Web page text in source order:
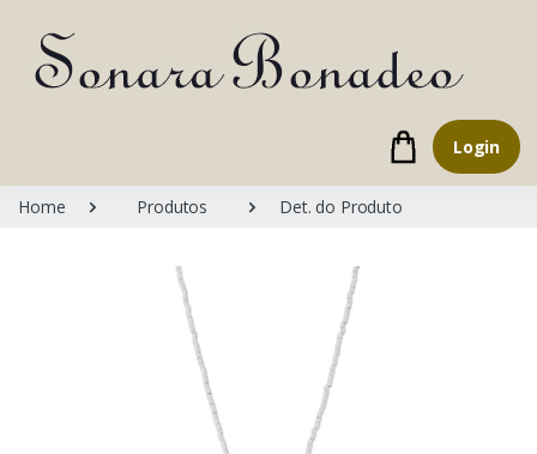
Login
Home Produtos Det. do Produto